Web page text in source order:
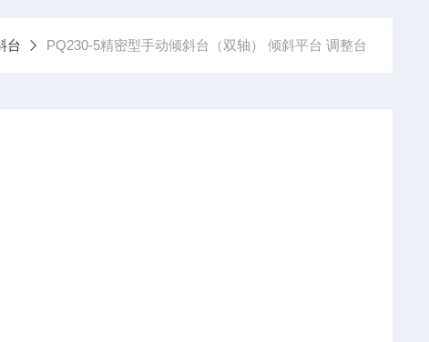
台 PQ230-5精密型手动倾斜台（双轴） 倾斜平台 调整台